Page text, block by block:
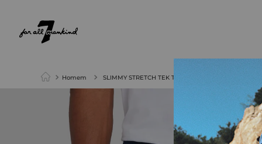
Homem SLIMMY STRETCH TEK TIMELESS